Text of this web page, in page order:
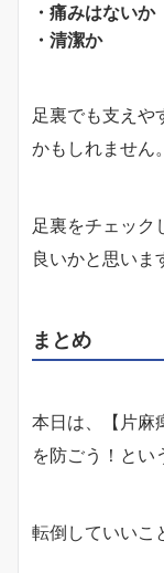
・痛みはないか
・清潔か
足裏でも支えや
かもしれません。
足裏をチェック
良いかと思いま
まとめ
本日は、【片麻
を防ごう！とい
転倒していいこ